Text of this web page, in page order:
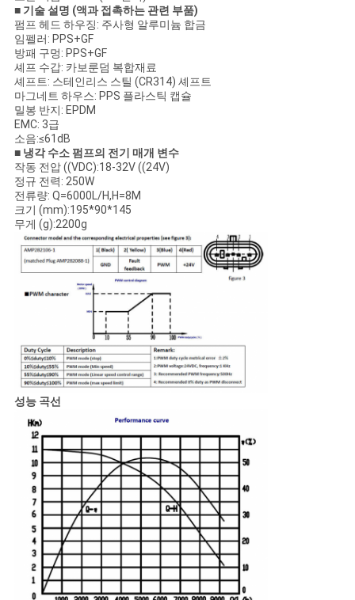
■ 기술 설명 (액과 접촉하는 관련 부품)
펌프 헤드 하우징: 주사형 알루미늄 합금
임펠러: PPS+GF
방패 구멍: PPS+GF
셰프 수갑: 카보룬덤 복합재료
셰프트: 스테인리스 스틸 (CR314) 셰프트
마그네트 하우스: PPS 플라스틱 캡슐
밀봉 반지: EPDM
EMC: 3급
소음:≤61dB
■ 냉각 수소 펌프의 전기 매개 변수
작동 전압 ((VDC):18-32V ((24V)
정규 전력: 250W
전류량: Q=6000L/H,H=8M
크기 (mm):195*90*145
무게 (g):2200g
성능 곡선